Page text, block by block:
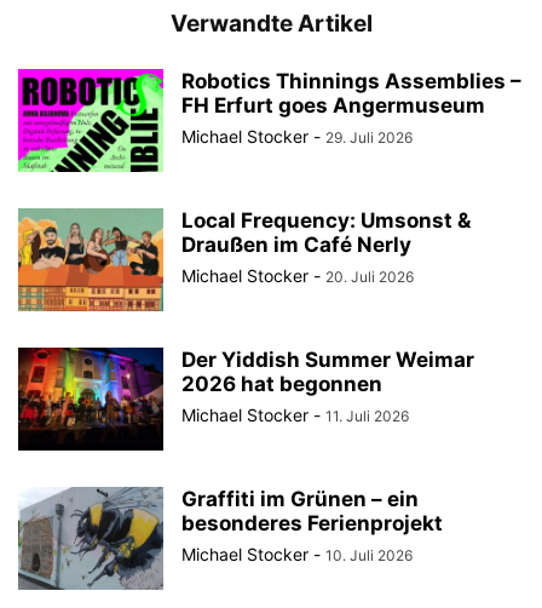
Verwandte Artikel
Robotics Thinnings Assemblies –
FH Erfurt goes Angermuseum
Michael Stocker - 29. Juli 2026
Local Frequency: Umsonst &
Draußen im Café Nerly
Michael Stocker - 20. Juli 2026
Der Yiddish Summer Weimar
2026 hat begonnen
Michael Stocker - 11. Juli 2026
Graffiti im Grünen – ein
besonderes Ferienprojekt
Michael Stocker - 10. Juli 2026